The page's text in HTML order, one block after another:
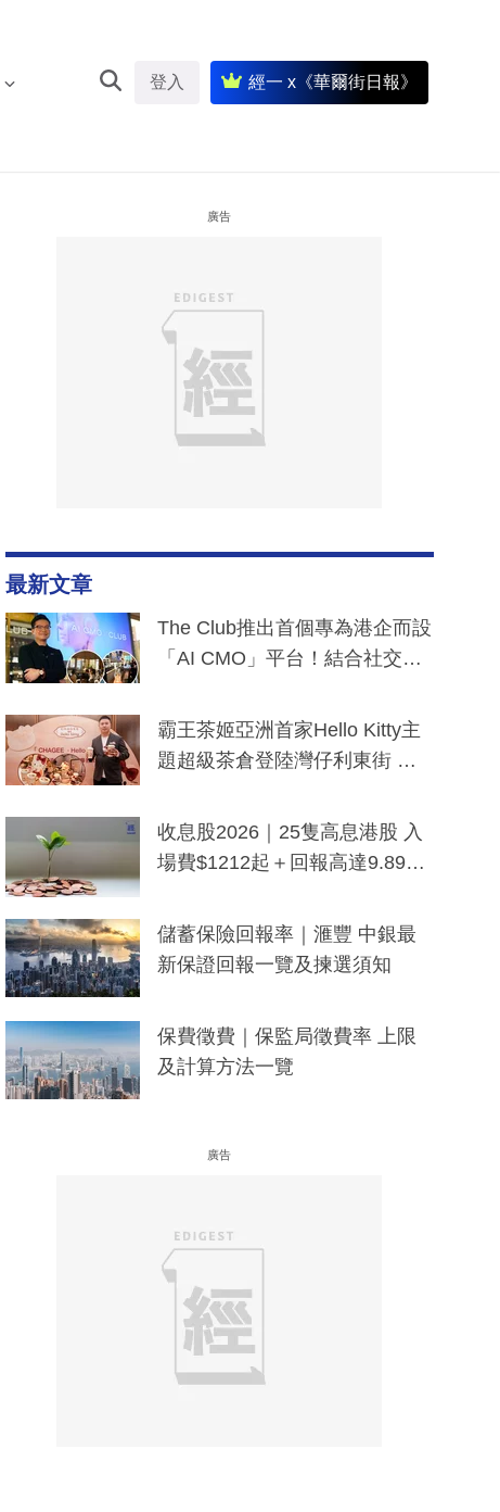
登入 經一 x《華爾街日報》
廣告
最新文章
The Club推出首個專為港企而設
「AI CMO」平台！結合社交聆
分鐘生成「貼地」宣傳短片
霸王茶姬亞洲首家Hello Kitty主
題超級茶倉登陸灣仔利東街 推
y及香港限定特調系列
收息股2026｜25隻高息港股 入
場費$1212起＋回報高達9.89
儲蓄保險回報率｜滙豐 中銀最
新保證回報一覽及揀選須知
保費徵費｜保監局徵費率 上限
及計算方法一覽
廣告